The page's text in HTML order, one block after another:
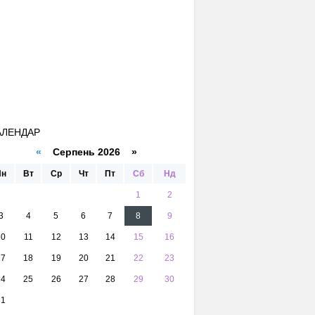
« Серпень 2026 »
Вт Ср Чт Пт Сб Нд
1 2
4 5 6 7 8 9
11 12 13 14 15 16
18 19 20 21 22 23
25 26 27 28 29 30